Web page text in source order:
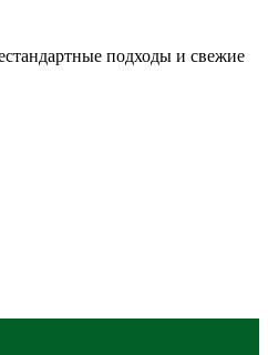
подходы и свежие